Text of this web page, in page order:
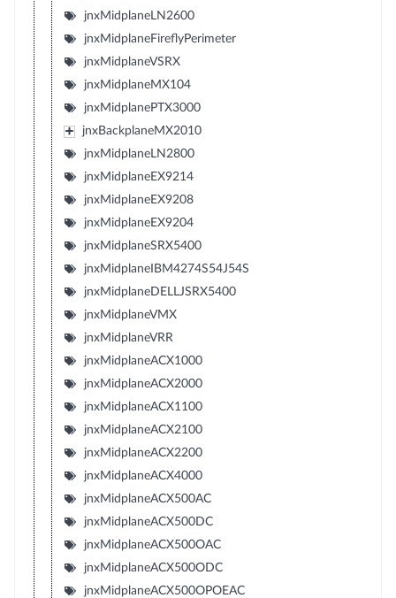
jnxMidplaneLN2600
jnxMidplaneFireflyPerimeter
jnxMidplaneVSRX
jnxMidplaneMX104
jnxMidplanePTX3000
jnxBackplaneMX2010
jnxMidplaneLN2800
jnxMidplaneEX9214
jnxMidplaneEX9208
jnxMidplaneEX9204
jnxMidplaneSRX5400
jnxMidplaneIBM4274S54J54S
jnxMidplaneDELLJSRX5400
jnxMidplaneVMX
jnxMidplaneVRR
jnxMidplaneACX1000
jnxMidplaneACX2000
jnxMidplaneACX1100
jnxMidplaneACX2100
jnxMidplaneACX2200
jnxMidplaneACX4000
jnxMidplaneACX500AC
jnxMidplaneACX500DC
jnxMidplaneACX500OAC
jnxMidplaneACX500ODC
jnxMidplaneACX500OPOEAC